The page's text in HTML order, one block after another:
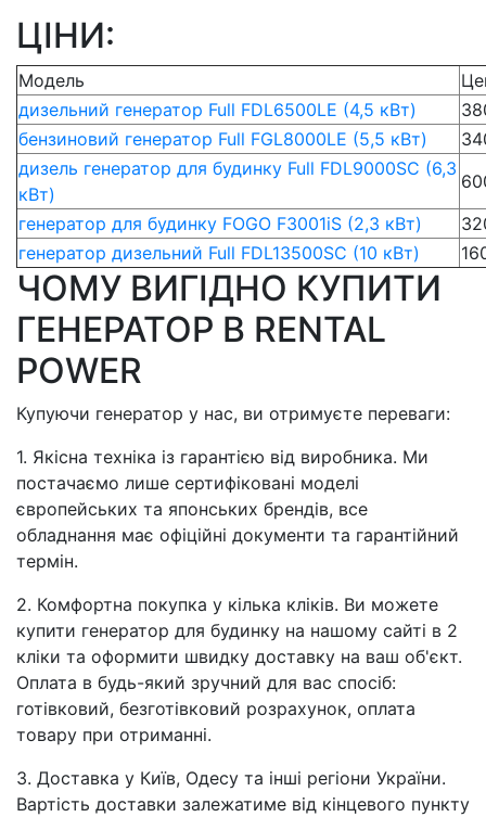
ЦІНИ:
Модель
дизельний генератор Full FDL6500LE (4,5 кВт)
бензиновий генератор Full FGL8000LE (5,5 кВт)
дизель генератор для будинку Full FDL9000SC (6,3
кВт)
генератор для будинку FOGO F3001iS (2,3 кВт)
генератор дизельний Full FDL13500SC (10 кВт)
ЧОМУ ВИГІДНО КУПИТИ
ГЕНЕРАТОР В RENTAL
POWER
Купуючи генератор у нас, ви отримуєте переваги:
1. Якісна техніка із гарантією від виробника. Ми
постачаємо лише сертифіковані моделі
європейських та японських брендів, все
обладнання має офіційні документи та гарантійний
термін.
2. Комфортна покупка у кілька кліків. Ви можете
купити генератор для будинку на нашому сайті в 2
кліки та оформити швидку доставку на ваш об'єкт.
Оплата в будь-який зручний для вас спосіб:
готівковий, безготівковий розрахунок, оплата
товару при отриманні.
3. Доставка у Київ, Одесу та інші регіони України.
Вартість доставки залежатиме від кінцевого пункту